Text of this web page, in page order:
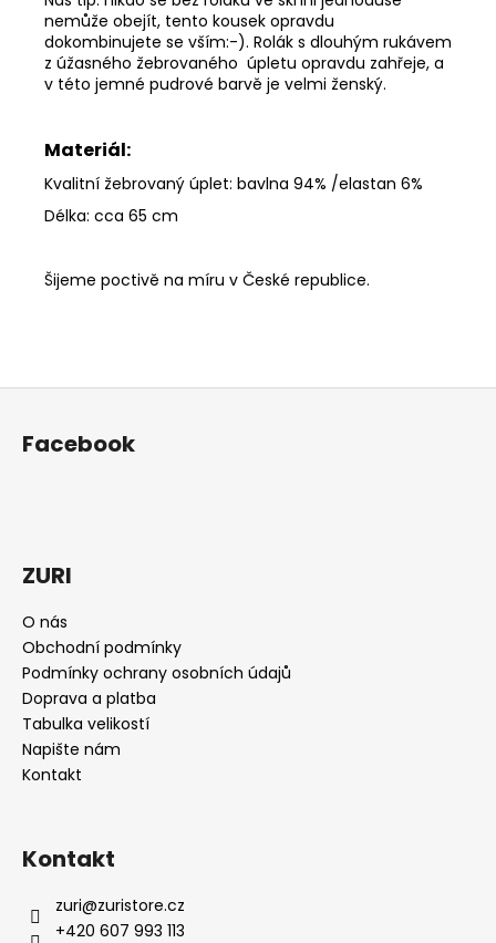
nemůže obejít, tento kousek opravdu
dokombinujete se vším:-). Rolák s dlouhým rukávem
z úžasného žebrovaného úpletu opravdu zahřeje, a
v této jemné pudrové barvě je velmi ženský.
Materiál:
Kvalitní žebrovaný úplet: bavlna 94% /elastan 6%
Délka: cca 65 cm
Šijeme poctivě na míru v České republice.
Z
Facebook
ZURI
O nás
Obchodní podmínky
Podmínky ochrany osobních údajů
Doprava a platba
Tabulka velikostí
Napište nám
Kontakt
Kontakt
zuri@zuristore.cz
+420 607 993 113